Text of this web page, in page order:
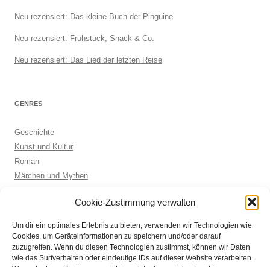
Cookie-Zustimmung verwalten
Um dir ein optimales Erlebnis zu bieten, verwenden wir Technologien wie
Cookies, um Geräteinformationen zu speichern und/oder darauf
zuzugreifen. Wenn du diesen Technologien zustimmst, können wir Daten
wie das Surfverhalten oder eindeutige IDs auf dieser Website verarbeiten.
Neu rezensiert: Das kleine Buch der Pinguine
Neu rezensiert: Frühstück, Snack & Co.
Neu rezensiert: Das Lied der letzten Reise
GENRES
Geschichte
Kunst und Kultur
Roman
Märchen und Mythen
Sachbuch allgemein